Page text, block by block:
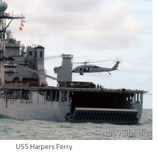
USS Harpers Ferry